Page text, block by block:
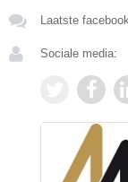
Laatste
Sociale media: